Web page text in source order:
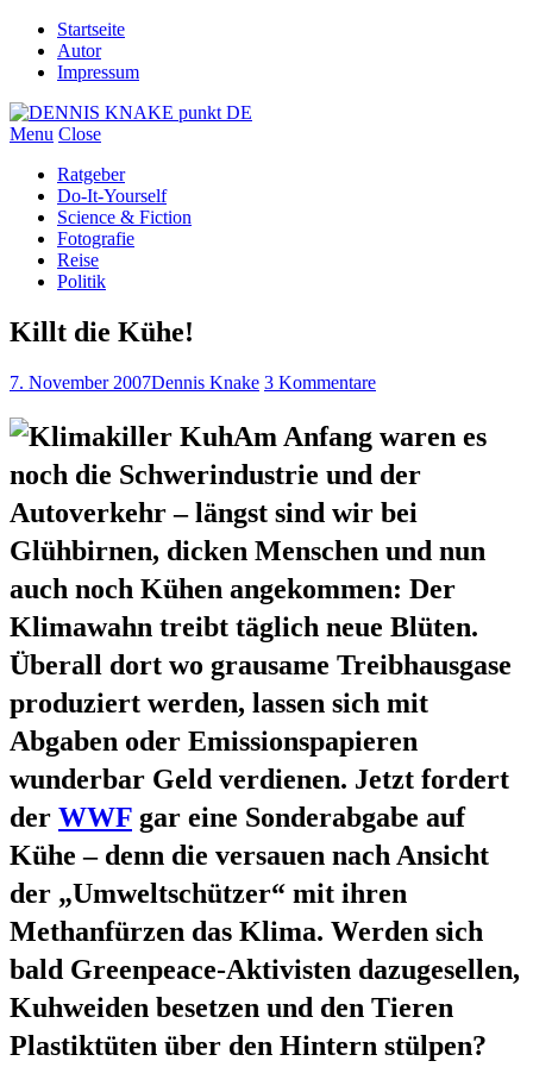
Startseite
Autor
Impressum
Menu Close
Ratgeber
Do-It-Yourself
Science & Fiction
Fotografie
Reise
Politik
Killt die Kühe!
7. November 2007Dennis Knake 3 Kommentare
Am Anfang waren es
noch die Schwerindustrie und der
Autoverkehr – längst sind wir bei
Glühbirnen, dicken Menschen und nun
auch noch Kühen angekommen: Der
Klimawahn treibt täglich neue Blüten.
Überall dort wo grausame Treibhausgase
produziert werden, lassen sich mit
Abgaben oder Emissionspapieren
wunderbar Geld verdienen. Jetzt fordert
der WWF gar eine Sonderabgabe auf
Kühe – denn die versauen nach Ansicht
der „Umweltschützer“ mit ihren
Methanfürzen das Klima. Werden sich
bald Greenpeace-Aktivisten dazugesellen,
Kuhweiden besetzen und den Tieren
Plastiktüten über den Hintern stülpen?